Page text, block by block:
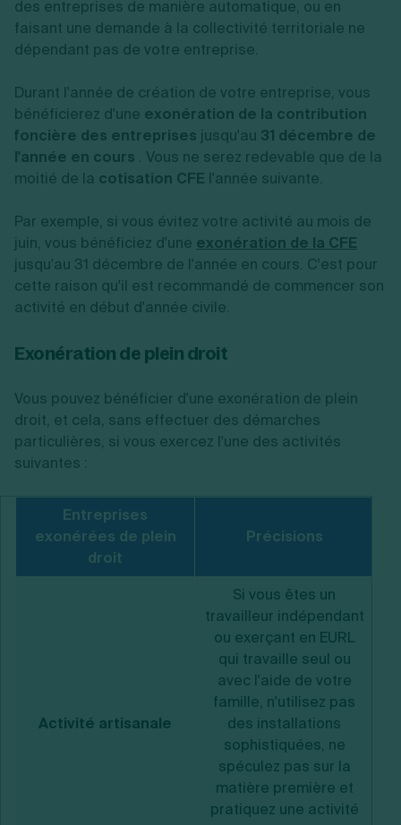
des entreprises de manière automatique, ou en
faisant une demande à la collectivité territoriale ne
dépendant pas de votre entreprise.
Durant l'année de création de votre entreprise, vous
bénéficierez d'une exonération de la contribution
foncière des entreprises jusqu'au 31 décembre de
l'année en cours . Vous ne serez redevable que de la
moitié de la cotisation CFE l'année suivante.
Par exemple, si vous évitez votre activité au mois de
juin, vous bénéficiez d'une exonération de la CFE
jusqu'au 31 décembre de l'année en cours. C'est pour
cette raison qu'il est recommandé de commencer son
activité en début d'année civile.
Exonération de plein droit
Vous pouvez bénéficier d'une exonération de plein
droit, et cela, sans effectuer des démarches
particulières, si vous exercez l'une des activités
suivantes :
Entreprises
exonérées de plein
droit
Précisions
Activité artisanale
Si vous êtes un
travailleur indépendant
ou exerçant en EURL
qui travaille seul ou
avec l'aide de votre
famille, n'utilisez pas
des installations
sophistiquées, ne
spéculez pas sur la
matière première et
pratiquez une activité